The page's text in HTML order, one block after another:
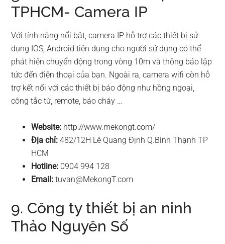
TPHCM- Camera IP
Với tính năng nổi bật, camera IP hỗ trợ các thiết bị sử
dụng IOS, Android tiện dụng cho người sử dụng có thể
phát hiện chuyển động trong vòng 10m và thông báo lập
tức đến điện thoại của bạn. Ngoài ra, camera wifi còn hỗ
trợ kết nối với các thiết bị báo động như hồng ngoại,
công tắc từ, remote, báo cháy …
Website: http://www.mekongt.com/
Địa chỉ:482/12H Lê Quang Định Q.Bình Thạnh TP
HCM
Hotline: 0904 994 128
Email:tuvan@MekongT.com
9. Công ty thiết bị an ninh
Thảo Nguyên Số